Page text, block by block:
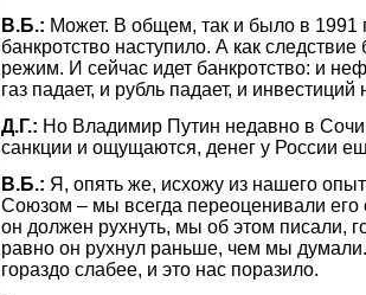
В.Б.: Может. В общем, так и было в
банкротство наступило. А как следствие
режим. И сейчас идет банкротство: и
газ падает, и рубль падает, и инвестиций
Д.Г.: Но Владимир Путин недавно в Сочи
санкции и ощущаются, денег у России
В.Б.: Я, опять же, исхожу из нашего
Союзом – мы всегда переоценивали его
он должен рухнуть, мы об этом писали,
равно он рухнул раньше, чем мы
гораздо слабее, и это нас поразило.